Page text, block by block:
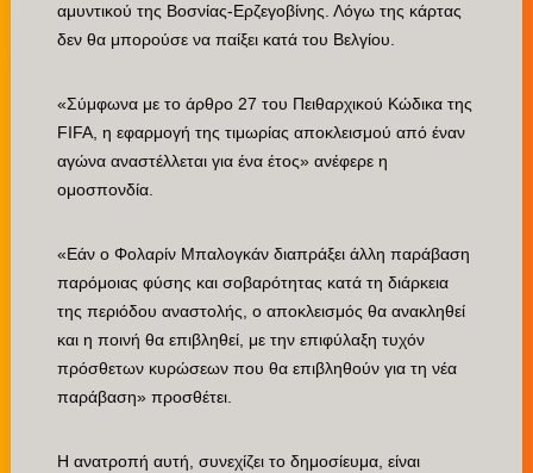
αμυντικού της Βοσνίας-Ερζεγοβίνης. Λόγω της κάρτας
δεν θα μπορούσε να παίξει κατά του Βελγίου.
«Σύμφωνα με το άρθρο 27 του Πειθαρχικού Κώδικα της
FIFA, η εφαρμογή της τιμωρίας αποκλεισμού από έναν
αγώνα αναστέλλεται για ένα έτος» ανέφερε η
ομοσπονδία.
«Εάν ο Φολαρίν Μπαλογκάν διαπράξει άλλη παράβαση
παρόμοιας φύσης και σοβαρότητας κατά τη διάρκεια
της περιόδου αναστολής, ο αποκλεισμός θα ανακληθεί
και η ποινή θα επιβληθεί, με την επιφύλαξη τυχόν
πρόσθετων κυρώσεων που θα επιβληθούν για τη νέα
παράβαση» προσθέτει.
Η ανατροπή αυτή, συνεχίζει το δημοσίευμα, είναι